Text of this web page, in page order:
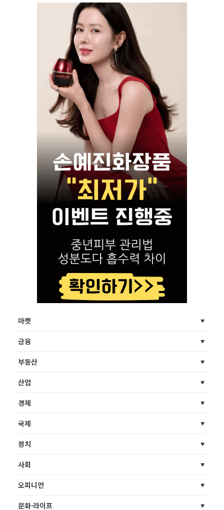
마켓
금융
부동산
산업
경제
국제
정치
사회
오피니언
문화·라이프